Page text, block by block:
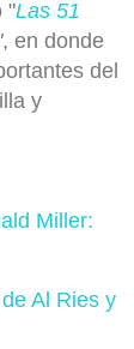
"Las 51
, en donde
del
y
Miller:
Al Ries y